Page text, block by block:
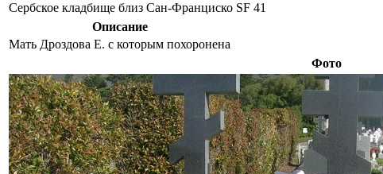
Сербское кладбище близ Сан-Франциско SF 41
Описание
Мать Дроздова Е. с которым похоронена
Фото